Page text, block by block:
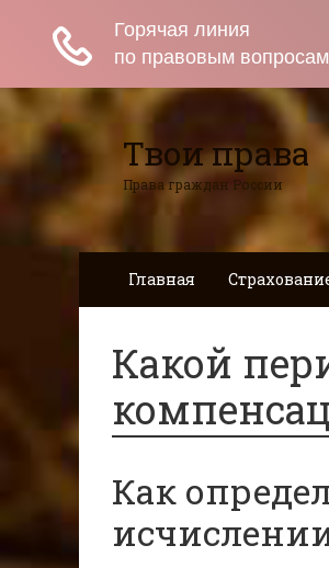
Твои права
Права граждан России
Главная
Какой
Как